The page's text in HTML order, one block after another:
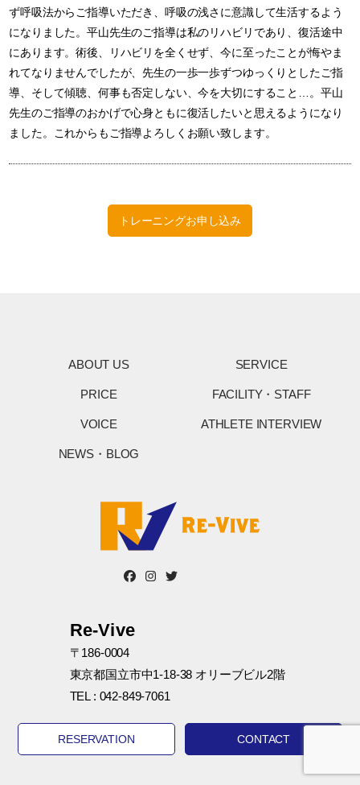
ず呼吸法からご指導いただき、呼吸の浅さに意識して生活するよう
になりました。平山先生のご指導は私のリハビリであり、復活途中
にあります。術後、リハビリを全くせず、今に至ったことが悔やま
れてなりませんでしたが、先生の一歩一歩ずつゆっくりとしたご指
導、そして傾聴、何事も否定しない、今を大切にすること…。平山
先生のご指導のおかげで心身ともに復活したいと思えるようになり
ました。これからもご指導よろしくお願い致します。
トレーニングお申し込み
ABOUT US SERVICE
PRICE FACILITY・STAFF
VOICE ATHLETE INTERVIEW
NEWS・BLOG
Re-Vive
〒186-0004
東京都国立市中1-18-38 オリーブビル2階
TEL : 042-849-7061
RESERVATION CONTACT